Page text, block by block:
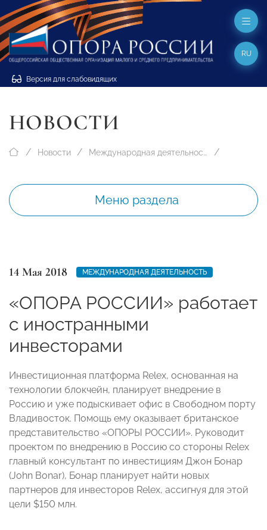
Версия для слабовидящих
RU
НОВОСТИ
Новости Международная деятельность
Меню раздела
14 Мая 2018 МЕЖДУНАРОДНАЯ ДЕЯТЕЛЬНОСТЬ
«ОПОРА РОССИИ» работает
с иностранными
инвесторами
Инвестиционная платформа Relex, основанная на
технологии блокчейн, планирует внедрение в
Россию и уже подыскивает офис в Свободном порту
Владивосток. Помощь ему оказывает британское
представительство «ОПОРЫ РОССИИ». Руководит
проектом по внедрению в Россию со стороны Relex
главный консультант по инвестициям Джон Бонар
(John Bonar), Бонар планирует найти новых
партнеров для инвесторов Relex, ассигнуя для этой
цели $150 млн.